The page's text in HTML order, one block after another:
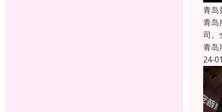
青岛
青岛
司。
青岛
24-